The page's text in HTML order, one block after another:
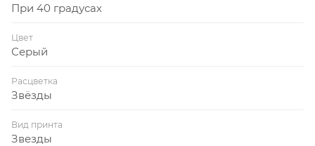
При 40 градусах
Цвет
Серый
Расцветка
Звёзды
Вид принта
Звезды